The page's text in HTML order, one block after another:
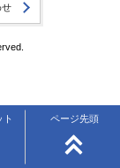
ト ページ先頭
せ